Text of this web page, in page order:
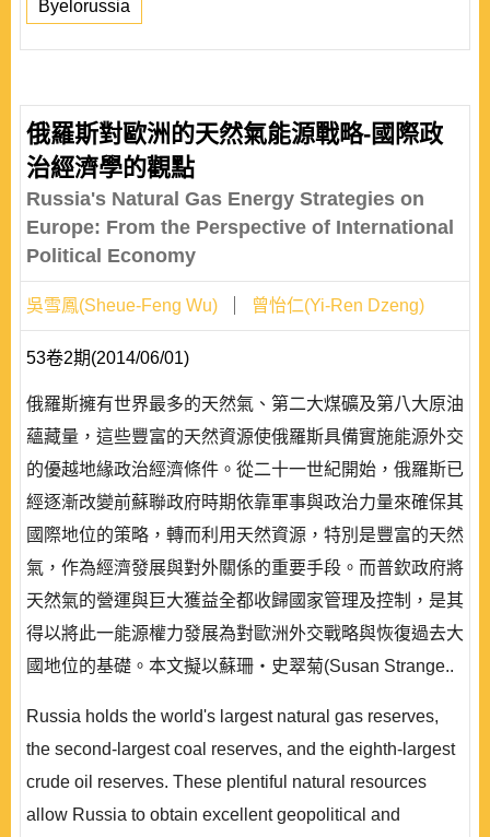
Byelorussia
俄羅斯對歐洲的天然氣能源戰略-國際政
治經濟學的觀點
Russia's Natural Gas Energy Strategies on
Europe: From the Perspective of International
Political Economy
吳雪鳳(Sheue-Feng Wu) 曾怡仁(Yi-Ren Dzeng)
53卷2期(2014/06/01)
俄羅斯擁有世界最多的天然氣、第二大煤礦及第八大原油
蘊藏量，這些豐富的天然資源使俄羅斯具備實施能源外交
的優越地緣政治經濟條件。從二十一世紀開始，俄羅斯已
經逐漸改變前蘇聯政府時期依靠軍事與政治力量來確保其
國際地位的策略，轉而利用天然資源，特別是豐富的天然
氣，作為經濟發展與對外關係的重要手段。而普欽政府將
天然氣的營運與巨大獲益全都收歸國家管理及控制，是其
得以將此一能源權力發展為對歐洲外交戰略與恢復過去大
國地位的基礎。本文擬以蘇珊‧史翠菊(Susan Strange..
Russia holds the world's largest natural gas reserves,
the second-largest coal reserves, and the eighth-largest
crude oil reserves. These plentiful natural resources
allow Russia to obtain excellent geopolitical and